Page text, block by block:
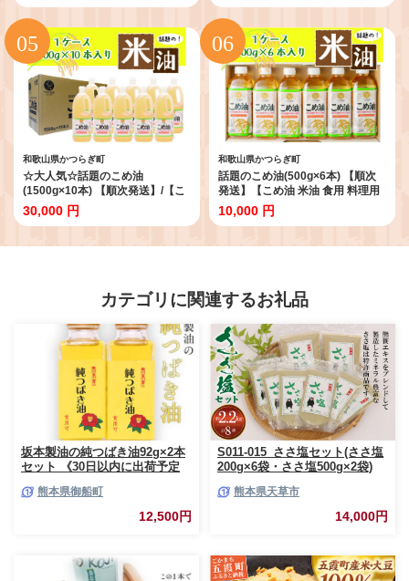
食品 健康 お米 ギフト 贈答用】
フト 贈答用】
和歌山県かつらぎ町
☆大人気☆話題のこめ油
(1500g×10本) 【順次発送】/【こ
め油 米油 食用 料理用油 調理用油
こめあぶら 揚げ物 天ぷら オイル
用】
30,000 円
和歌山県かつらぎ町
話題のこめ油(500g×6本) 【順次
発送】【こめ油 米油 食用 料理用
油 調理用油 こめあぶら 揚げ物 天
ぷら オイル 築野食品 健康 お米 ギ
10,000 円
カテゴリに関連するお礼品
坂本製油の純つばき油92g×2本
セット 《30日以内に出荷予定
つばき油 計184g 有限会社 坂本
熊本県御船町
12,500円
S011-015_ささ塩セット(ささ塩
200g×6袋・ささ塩500g×2袋)
熊本県天草市
14,000円